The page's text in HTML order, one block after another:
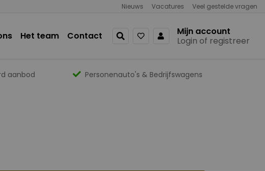
Nieuws Vacatures Veel gestelde vragen
Het team Contact
Mijn account
Login of registreer
aanbod Personenauto's & Bedrijfswagens